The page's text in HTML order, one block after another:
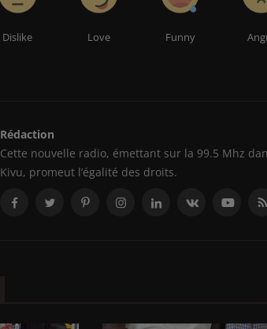
Dislike Love Funny
Rédaction
Cette nouvelle radio, émettant sur la 99.5 Mhz
Kivu, promeut l’égalité des droits.